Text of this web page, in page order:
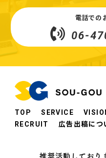
電話での
06-
TOP SERVICE
RECRUIT
広告出稿につ